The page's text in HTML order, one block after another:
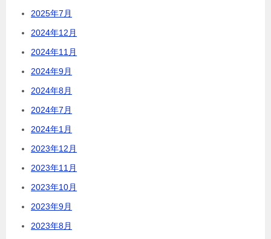
2025年7月
2024年12月
2024年11月
2024年9月
2024年8月
2024年7月
2024年1月
2023年12月
2023年11月
2023年10月
2023年9月
2023年8月